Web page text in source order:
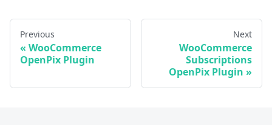
Previous
WooCommerce
OpenPix Plugin
Next
WooCommerce
Subscriptions
OpenPix Plugin